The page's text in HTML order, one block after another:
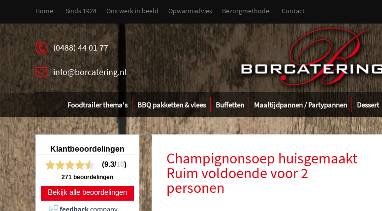
Home Sinds 1928 Ons werk in beeld Opwarmadvies Bezorgmethode Contact
Foodtrailer thema's BBQ pakketten & vlees Buffetten Maaltijdpannen / Partypannen Dessert
(0488) 44 01 77
info@borcatering.nl
Klantbeoordelingen
(9.3/10)
271 beoordelingen
Bekijk alle beoordelingen
Champignonsoep huisgemaakt
Ruim voldoende voor 2
personen